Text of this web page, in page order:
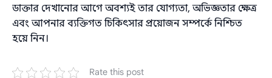
ডাক্তার দেখানোর আগে অবশ্যই তার যোগ্যতা, অভিজ্ঞতার ক্ষেত্র
এবং আপনার ব্যক্তিগত চিকিৎসার প্রয়োজন সম্পর্কে নিশ্চিত
হয়ে নিন।
Rate this post